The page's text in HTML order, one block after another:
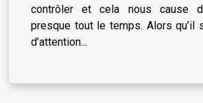
contrôler et cela nous cause
presque tout le temps. Alors qu’il
d’attention...